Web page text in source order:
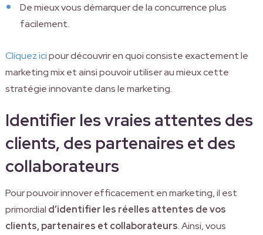
De mieux vous démarquer de la concurrence plus
facilement.
Cliquez icipour découvrir en quoi consiste exactement le
marketing mix et ainsi pouvoir utiliser au mieux cette
stratégie innovante dans le marketing.
Identifier les vraies attentes des
clients, des partenaires et des
collaborateurs
Pour pouvoir innover efficacement en marketing, il est
primordial d’identifier les réelles attentes de vos
clients, partenaires et collaborateurs. Ainsi, vous